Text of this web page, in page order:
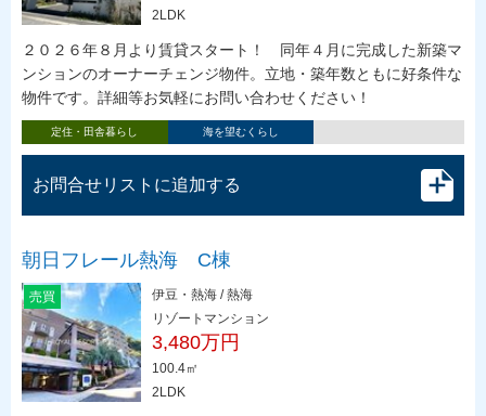
2LDK
２０２６年８月より賃貸スタート！ 同年４月に完成した新築マ
ンションのオーナーチェンジ物件。立地・築年数ともに好条件な
物件です。詳細等お気軽にお問い合わせください！
定住・田舎暮らし 海を望むくらし
お問合せリストに追加する
朝日フレール熱海 C棟
売買
伊豆・熱海 / 熱海
リゾートマンション
3,480万円
100.4㎡
2LDK